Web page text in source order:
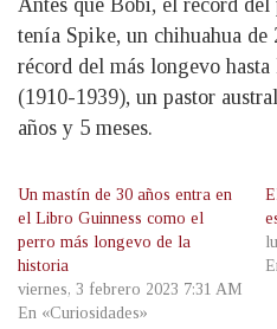
tenía Spike, un chihuahua de
récord del más longevo
(1910-1939), un pastor
años y 5 meses.
Un mastín de 30 años entra en
el Libro Guinness como el
perro más longevo de la
historia
viernes, 3 febrero 2023 7:31 AM
En «Curiosidades»